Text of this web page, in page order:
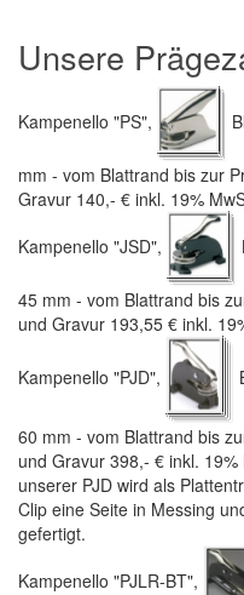
Unsere
Kampenello "PS",
mm - vom Blattrand bis zur
Gravur 140,- € inkl. 19%
Kampenello "JSD",
45 mm - vom Blattrand bis
und Gravur 193,55 € inkl.
Kampenello "PJD",
60 mm - vom Blattrand bis
und Gravur 398,- € inkl.
unserer PJD wird als
Clip eine Seite in Messing
gefertigt.
Kampenello "PJLR-BT",